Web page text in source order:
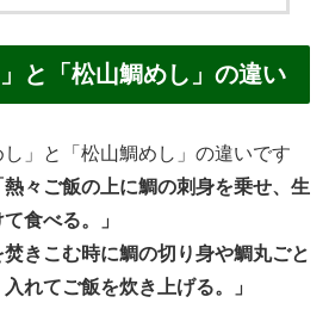
」と「松山鯛めし」の違い
」と「松山鯛めし」の違いです
々ご飯の上に鯛の刺身を乗せ、生
食べる。」
きこむ時に鯛の切り身や鯛丸ごと
れてご飯を炊き上げる。」